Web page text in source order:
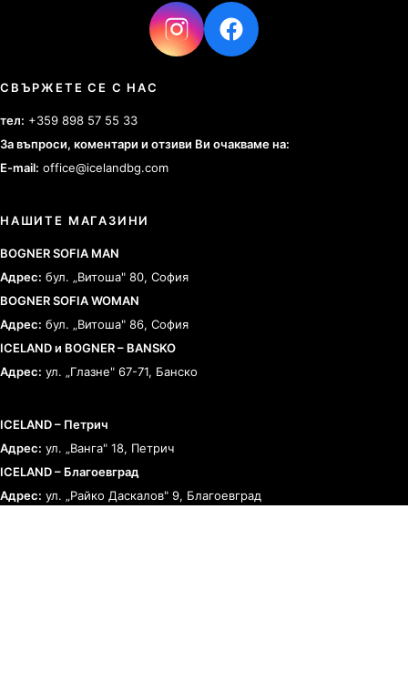
СВЪРЖЕТЕ СЕ С НАС
тел: +359 898 57 55 33
За въпроси, коментари и отзиви Ви очакваме на:
E-mail: office@icelandbg.com
НАШИТЕ МАГАЗИНИ
BOGNER SOFIA MAN
Адрес: бул. „Витоша" 80, София
BOGNER SOFIA WOMAN
Адрес: бул. „Витоша" 86, София
ICELAND и BOGNER – BANSKO
Адрес: ул. „Глазне" 67-71, Банско
ICELAND – Петрич
Адрес: ул. „Ванга" 18, Петрич
ICELAND – Благоевград
Адрес: ул. „Райко Даскалов" 9, Благоевград